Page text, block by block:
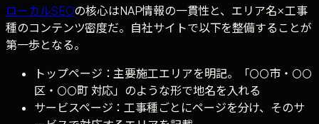
ローカルSEOの核心はNAP情報の一貫性と、エリア名×工事
種のコンテンツ密度だ。自社サイトで以下を整備することが
第一歩となる。
トップページ：主要施工エリアを明記。「○○市・○○
区・○○町 対応」のような形で地名を入れる
サービスページ：工事種ごとにページを分け、そのサ